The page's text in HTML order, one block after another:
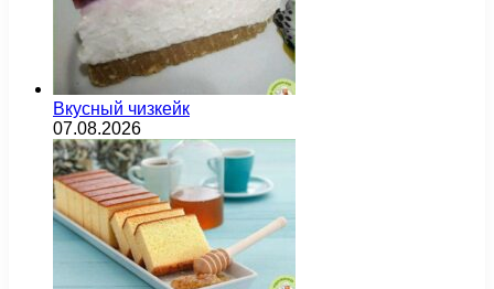
Вкусный чизкейк
07.08.2026